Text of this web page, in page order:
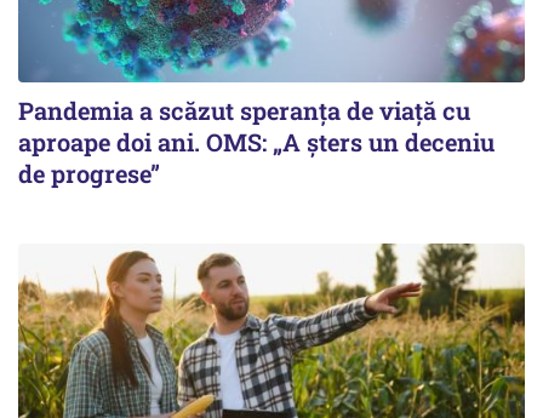
Pandemia a scăzut speranţa de viaţă cu
aproape doi ani. OMS: „A şters un deceniu
de progrese”